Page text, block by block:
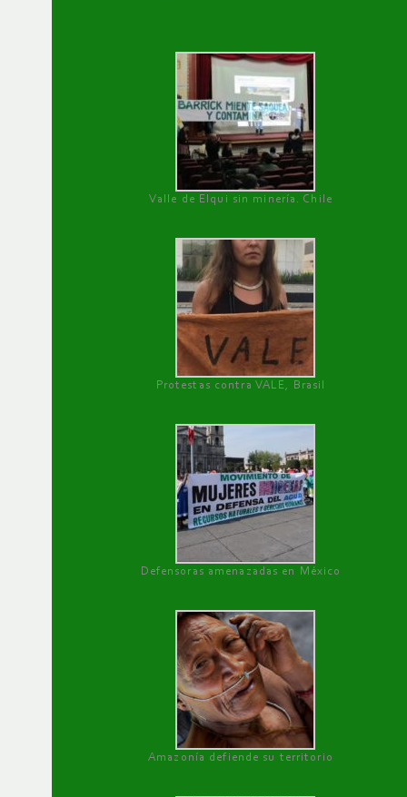
Valle de Elqui sin minería. Chile
Protestas contra VALE, Brasil
Defensoras amenazadas en México
Amazonía defiende su territorio